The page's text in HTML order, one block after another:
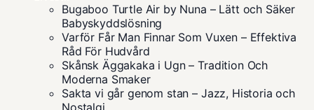
Bugaboo Turtle Air by Nuna – Lätt och Säker
Babyskyddslösning
Varför Får Man Finnar Som Vuxen – Effektiva
Råd För Hudvård
Skånsk Äggakaka i Ugn – Tradition Och
Moderna Smaker
Sakta vi går genom stan – Jazz, Historia och
Nostalgi